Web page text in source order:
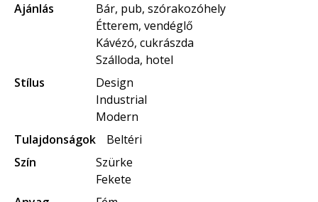
Ajánlás
Bár, pub, szórakozóhely
Étterem, vendéglő
Kávézó, cukrászda
Szálloda, hotel
Stílus
Design
Industrial
Modern
Tulajdonságok
Beltéri
Szín
Szürke
Fekete